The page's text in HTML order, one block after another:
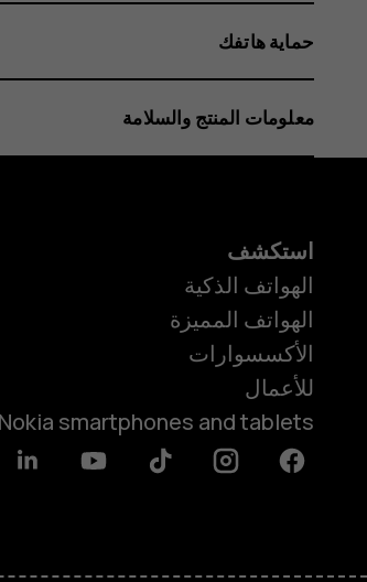
حماية هاتفك
معلومات المنتج والسلامة
استكشف
الهواتف الذكية
الهواتف المميزة
الأكسسوارات
للأعمال
Nokia smartphones and tablets
Facebook
Instagram
Tiktok
Youtube